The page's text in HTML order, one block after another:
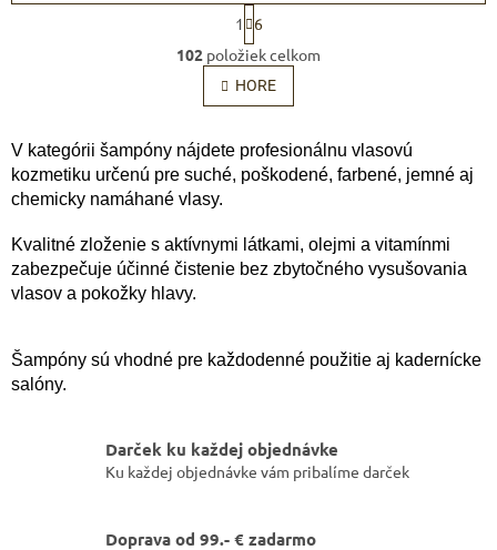
O
v
l
á
a
c
p
r
v
ý
u
S
t
r
á
n
k
v
a
n
1
6
102 položiek celkom
HORE
V kategórii šampóny nájdete profesionálnu vlasovú
kozmetiku určenú pre suché, poškodené, farbené, jemné aj
chemicky namáhané vlasy.
Kvalitné zloženie s aktívnymi látkami, olejmi a vitamínmi
zabezpečuje účinné čistenie bez zbytočného vysušovania
vlasov a pokožky hlavy.
Šampóny sú vhodné pre každodenné použitie aj kadernícke
salóny.
Darček ku každej objednávke
Ku každej objednávke vám pribalíme darček
Doprava od 99.- € zadarmo